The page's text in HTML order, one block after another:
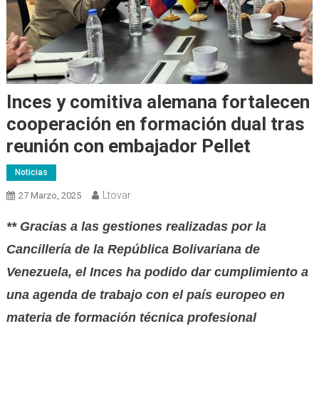
Inces y comitiva alemana fortalecen
cooperación en formación dual tras
reunión con embajador Pellet
Noticias
27 Marzo, 2025 Ltovar
** Gracias a las gestiones realizadas por la
Cancillería de la República Bolivariana de
Venezuela, el Inces ha podido dar cumplimiento a
una agenda de trabajo con el país europeo en
materia de formación técnica profesional